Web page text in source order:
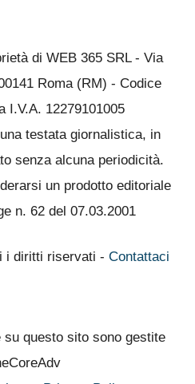
di WEB 365 SRL - Via
Roma (RM) - Codice
I.V.A. 12279101005
testata giornalistica, in
senza alcuna periodicità.
un prodotto editoriale
n. 62 del 07.03.2001
i diritti riservati - Contattaci
su questo sito sono gestite